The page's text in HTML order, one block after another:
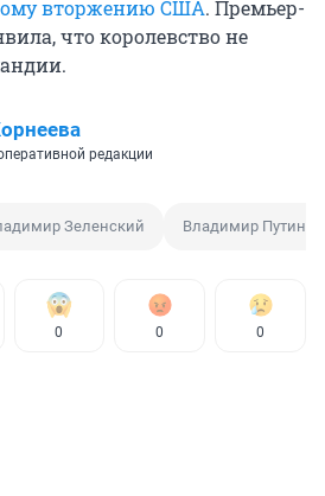
вторжению США. Премьер-
что королевство не
редакции
Зеленский Владимир Путин
0 0 0